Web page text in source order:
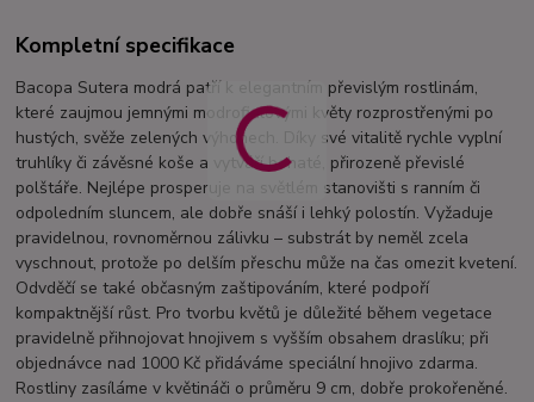
Kompletní specifikace
Bacopa Sutera modrá patří k elegantním převislým rostlinám,
které zaujmou jemnými modrofialovými květy rozprostřenými po
hustých, svěže zelených výhonech. Díky své vitalitě rychle vyplní
truhlíky či závěsné koše a vytváří bohaté, přirozeně převislé
polštáře. Nejlépe prosperuje na světlém stanovišti s ranním či
odpoledním sluncem, ale dobře snáší i lehký polostín. Vyžaduje
pravidelnou, rovnoměrnou zálivku – substrát by neměl zcela
vyschnout, protože po delším přeschu může na čas omezit kvetení.
Odvděčí se také občasným zaštipováním, které podpoří
kompaktnější růst. Pro tvorbu květů je důležité během vegetace
pravidelně přihnojovat hnojivem s vyšším obsahem draslíku; při
objednávce nad 1000 Kč přidáváme speciální hnojivo zdarma.
Rostliny zasíláme v květináči o průměru 9 cm, dobře prokořeněné.